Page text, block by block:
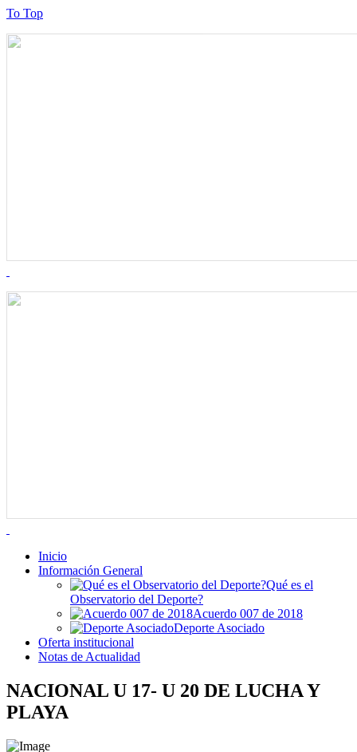
To Top
Inicio
Información General
Qué es el
Observatorio del Deporte?
Acuerdo 007 de 2018
Deporte Asociado
Oferta institucional
Notas de Actualidad
NACIONAL U 17- U 20 DE LUCHA Y
PLAYA